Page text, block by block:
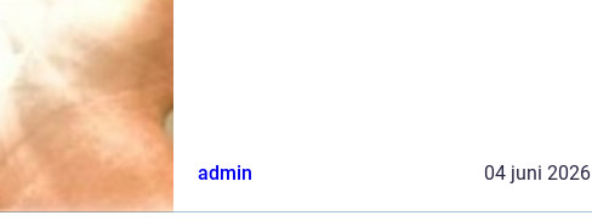
admin 04 juni 2026